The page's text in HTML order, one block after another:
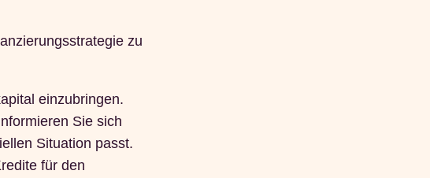
zu
einzubringen.
Sie sich
Situation passt.
für den